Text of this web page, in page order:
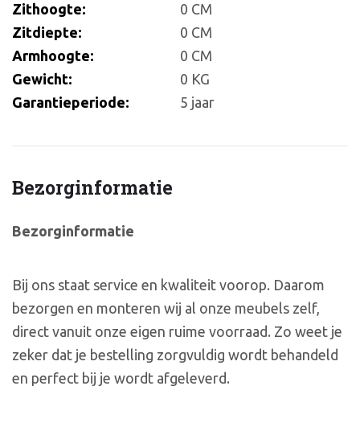
Zithoogte:
0 CM
Zitdiepte:
0 CM
Armhoogte:
0 CM
Gewicht:
0 KG
Garantieperiode:
5 jaar
Bezorginformatie
Bezorginformatie
Bij ons staat service en kwaliteit voorop. Daarom
bezorgen en monteren wij al onze meubels zelf,
direct vanuit onze eigen ruime voorraad. Zo weet je
zeker dat je bestelling zorgvuldig wordt behandeld
en perfect bij je wordt afgeleverd.